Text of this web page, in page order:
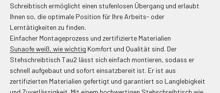
Schreibtisch ermöglicht einen stufenlosen Übergang und erlaubt
Ihnen so, die optimale Position für Ihre Arbeits- oder
Lerntätigkeiten zu finden.
Einfacher Montageprozess und zertifizierte Materialien
Sunaofe weiß, wie wichtig Komfort und Qualität sind. Der
Stehschreibtisch Tau2 lässt sich einfach montieren, sodass er
schnell aufgebaut und sofort einsatzbereit ist. Er ist aus
zertifizierten Materialien gefertigt und garantiert so Langlebigkeit